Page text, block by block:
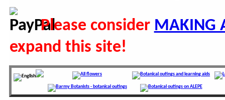
Please consider MAKING
expand this site!